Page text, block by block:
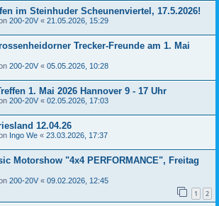
im Steinhuder Scheunenviertel, 17.5.2026!
200-20V « 21.05.2026, 15:29
Trecker-Freunde am 1. Mai
200-20V « 05.05.2026, 10:28
1. Mai 2026 Hannover 9 - 17 Uhr
200-20V « 02.05.2026, 17:03
12.04.26
Ingo We « 23.03.2026, 17:37
Motorshow "4x4 PERFORMANCE", Freitag
200-20V « 09.02.2026, 12:45
1 2